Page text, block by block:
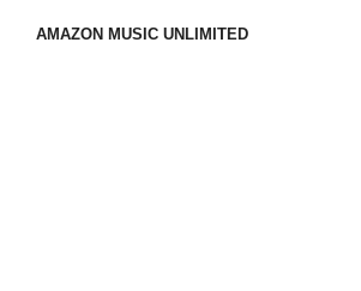
AMAZON MUSIC UNLIMITED